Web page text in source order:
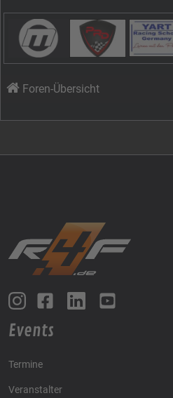
Foren-Übersicht
Events
Termine
Veranstalter